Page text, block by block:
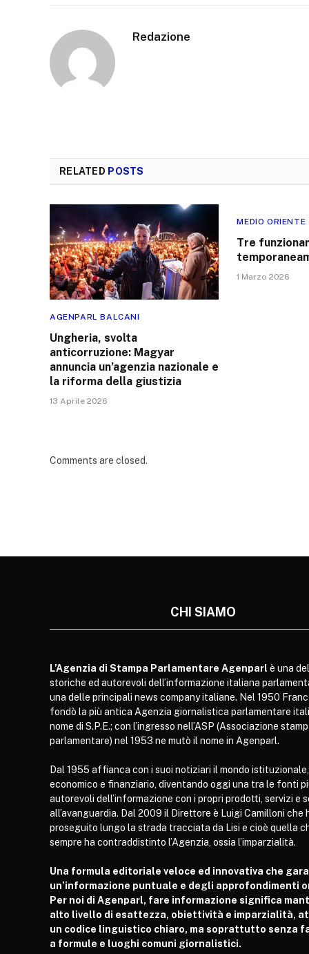
Redazione
RELATED POSTS
AGENPARL BALCANI
Ungheria, svolta
anticorruzione: Magyar
annuncia un’agenzia nazionale e
la riforma della giustizia
13 Aprile 2026
MEDIO ORIENTE
Tre
1 Marzo 2026
Comments are closed.
CHI SIAMO
L’Agenzia di Stampa Parlamentare Agenparl è una
storiche ed autorevoli dell’informazione italiana
una delle principali news company italiane. Nel 1950
fondò la più antica Agenzia giornalistica parlamentare
nome di S.P.E.; con l’ingresso nell’ASP (Associazione
parlamentare) nel 1953 ne mutò il nome in Agenparl.
Dal 1955 affianca con i suoi notiziari il mondo
economico e finanziario, diventando oggi una tra le fonti
autorevoli dell’informazione con i propri prodotti, servizi e
all’avanguardia. Dal 2009 il Direttore è Luigi Camilloni che
proseguito lungo la strada tracciata da Lisi e cioè quella
sempre ha contraddistinto l’Agenzia, ossia l’imparzialità.
Una formula editoriale veloce ed innovativa che
un’informazione puntuale e degli approfondimenti
Per noi di Agenparl, fare informazione significa
alto livello di esattezza, obiettività e imparzialità,
un codice linguistico chiaro, ma soprattutto senza
a formule e luoghi comuni giornalistici.